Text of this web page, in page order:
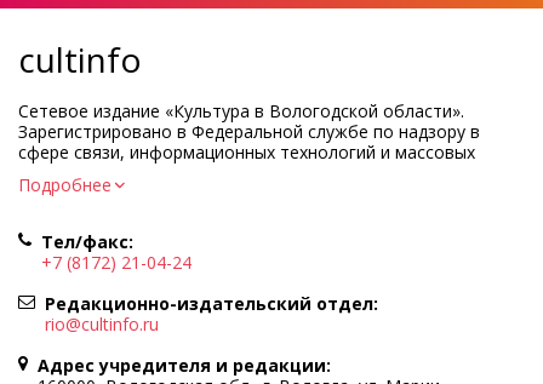
cultinfo
Сетевое издание «Культура в Вологодской области».
Зарегистрировано в Федеральной службе по надзору в
сфере связи, информационных технологий и массовых
коммуникаций.
Регистрационный номер и дата принятия решения о
Учредитель КУ ВО «Информационно-аналитический центр
культуры»
Адрес учредителя и редакции: 160000, Вологодская обл., г.
Вологда, ул. Марии Ульяновой, д.10
Главный редактор — Легчанова Елена Григорьевна
Политика в отношении обработки персональных данных
Подробнее
Тел/факс:
+7 (8172) 21-04-24
Редакционно-издательский отдел:
rio@cultinfo.ru
Адрес учредителя и редакции: